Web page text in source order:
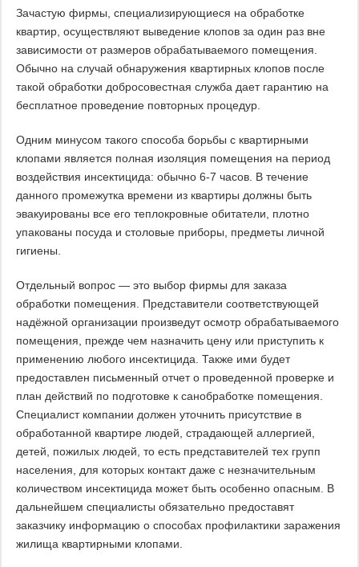
Зачастую фирмы, специализирующиеся на обработке
квартир, осуществляют выведение клопов за один раз вне
зависимости от размеров обрабатываемого помещения.
Обычно на случай обнаружения квартирных клопов после
такой обработки добросовестная служба дает гарантию на
бесплатное проведение повторных процедур.
Одним минусом такого способа борьбы с квартирными
клопами является полная изоляция помещения на период
воздействия инсектицида: обычно 6-7 часов. В течение
данного промежутка времени из квартиры должны быть
эвакуированы все его теплокровные обитатели, плотно
упакованы посуда и столовые приборы, предметы личной
гигиены.
Отдельный вопрос — это выбор фирмы для заказа
обработки помещения. Представители соответствующей
надёжной организации произведут осмотр обрабатываемого
помещения, прежде чем назначить цену или приступить к
применению любого инсектицида. Также ими будет
предоставлен письменный отчет о проведенной проверке и
план действий по подготовке к санобработке помещения.
Специалист компании должен уточнить присутствие в
обработанной квартире людей, страдающей аллергией,
детей, пожилых людей, то есть представителей тех групп
населения, для которых контакт даже с незначительным
количеством инсектицида может быть особенно опасным. В
дальнейшем специалисты обязательно предоставят
заказчику информацию о способах профилактики заражения
жилища квартирными клопами.